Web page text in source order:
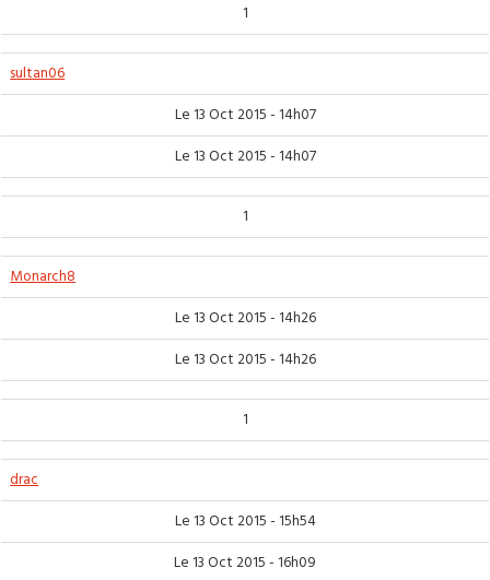
1
sultan06
Le 13 Oct 2015 - 14h07
Le 13 Oct 2015 - 14h07
1
Monarch8
Le 13 Oct 2015 - 14h26
Le 13 Oct 2015 - 14h26
1
drac
Le 13 Oct 2015 - 15h54
Le 13 Oct 2015 - 16h09